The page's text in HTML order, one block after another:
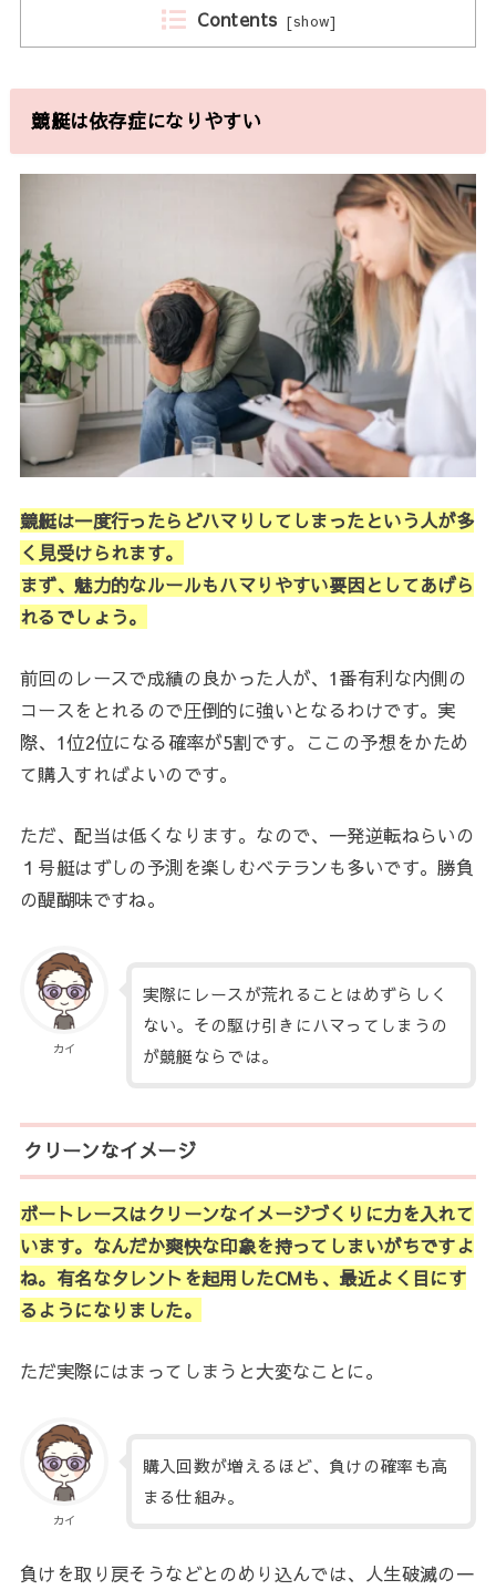
Contents [show]
競艇は依存症になりやすい
競艇は一度行ったらどハマりしてしまったという人が多
く見受けられます。
まず、魅力的なルールもハマりやすい要因としてあげら
れるでしょう。
前回のレースで成績の良かった人が、1番有利な内側の
コースをとれるので圧倒的に強いとなるわけです。実
際、1位2位になる確率が5割です。ここの予想をかため
て購入すればよいのです。
ただ、配当は低くなります。なので、一発逆転ねらいの
１号艇はずしの予測を楽しむベテランも多いです。勝負
の醍醐味ですね。
カイ
実際にレースが荒れることはめずらしく
ない。その駆け引きにハマってしまうの
が競艇ならでは。
クリーンなイメージ
ボートレースはクリーンなイメージづくりに力を入れて
います。なんだか爽快な印象を持ってしまいがちですよ
ね。有名なタレントを起用したCMも、最近よく目にす
るようになりました。
ただ実際にはまってしまうと大変なことに。
カイ
購入回数が増えるほど、負けの確率も高
まる仕組み。
負けを取り戻そうなどとのめり込んでは、人生破滅の一